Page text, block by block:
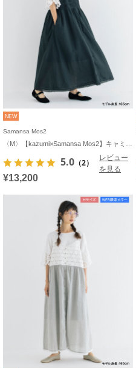
NEW
Samansa Mos2
5.0 （2）
レビュー
を見る
¥13,200